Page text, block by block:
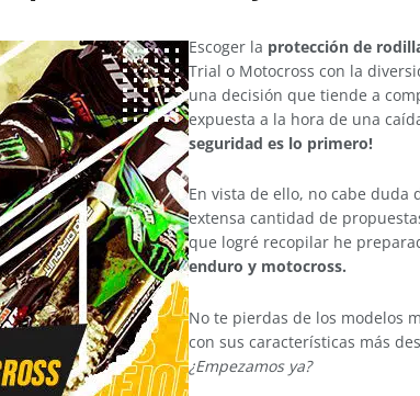
Escoger la protección de
Trial o Motocross con la
una decisión que tiende a
expuesta a la hora de una
seguridad es lo primero!
En vista de ello, no cabe duda
extensa cantidad de
que logré recopilar he
enduro y motocross.
No te pierdas de los modelos
con sus características más
¿Empezamos ya?